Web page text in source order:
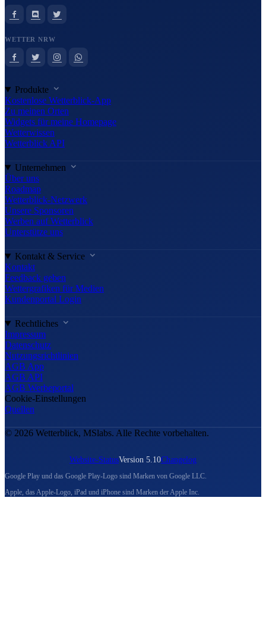
WETTER NRW
Produkte
Kostenlose Wetterblick-App
Zu meinen Orten
Widgets für meine Homepage
Wetterwissen
Wetterblick API
Unternehmen
Über uns
Roadmap
Wetterblick-Netzwerk
Unsere Sponsoren
Werben auf Wetterblick
Unterstütze uns
Kontakt & Service
Kontakt
Feedback geben
Wettergrafiken für Medien
Kundenportal Login
Rechtliches
Impressum
Datenschutz
Nutzungsrichtlinien
AGB App
AGB API
AGB Werbeportal
Cookie-Einstellungen
Quellen
© 2026 Wetterblick, MSlabs. Alle Rechte vorbehalten.
Website-StatusVersion 5.10Changelog
Google Play und das Google Play-Logo sind Marken von Google LLC.
Apple, das Apple-Logo, iPad und iPhone sind Marken der Apple Inc.